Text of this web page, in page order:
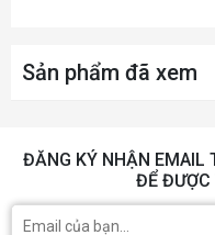
Sản phẩm đã xem
ĐĂNG KÝ NHẬN EMAIL
ĐỂ ĐƯỢC